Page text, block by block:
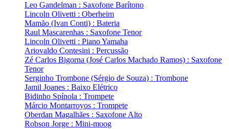
Leo Gandelman : Saxofone Barítono
Lincoln Olivetti : Oberheim
Mamão (Ivan Conti) : Bateria
Raul Mascarenhas : Saxofone Tenor
Lincoln Olivetti : Piano Yamaha
Ariovaldo Contesini : Percussão
Zé Carlos Bigorna (José Carlos Machado Ramos) : Saxofone
Tenor
Serginho Trombone (Sérgio de Souza) : Trombone
Jamil Joanes : Baixo Elétrico
Bidinho Spínola : Trompete
Márcio Montarroyos : Trompete
Oberdan Magalhães : Saxofone Alto
Robson Jorge : Mini-moog